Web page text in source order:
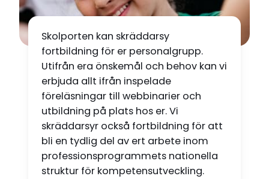
Skolporten kan skräddarsy
fortbildning för er personalgrupp.
Utifrån era önskemål och behov kan vi
erbjuda allt ifrån inspelade
föreläsningar till webbinarier och
utbildning på plats hos er. Vi
skräddarsyr också fortbildning för att
bli en tydlig del av ert arbete inom
professionsprogrammets nationella
struktur för kompetensutveckling.